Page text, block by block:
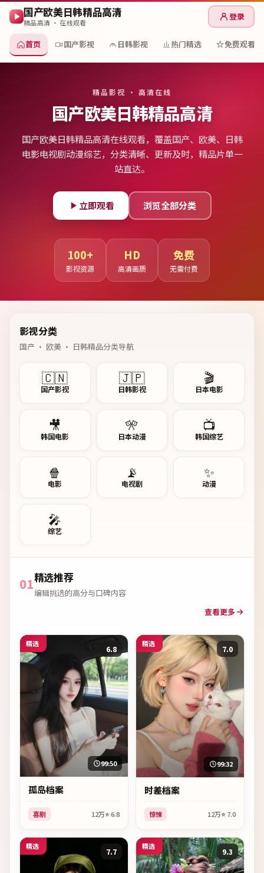
国产欧美日韩精品高清
精品高清 · 在线观看
首页 国产影视 日韩影视 热门精选 免费观看
登录
精品影视 · 高清在线
国产欧美日韩精品高清
国产欧美日韩精品高清在线观看，覆盖国产、欧美、日韩
电影电视剧动漫综艺，分类清晰、更新及时，精品片单一
站直达。
立即观看 浏览全部分类
100+
影视资源
HD
高清画质
免费
无需付费
影视分类
国产 · 欧美 · 日韩精品分类导航
🇨🇳
国产影视
🇯🇵
日韩影视
🎬
日本电影
🎥
韩国电影
🎌
日本动漫
📺
韩国综艺
🍿
电影
📡
电视剧
✨
动漫
🎤
综艺
01精选推荐
编辑挑选的高分与口碑内容
查看更多
精选
6.8
99:50
孤岛档案
喜剧 12万⭐6.8
精选
7.0
99:32
时差档案
惊悚 12万⭐7.0
精选
7.7
精选
9.3